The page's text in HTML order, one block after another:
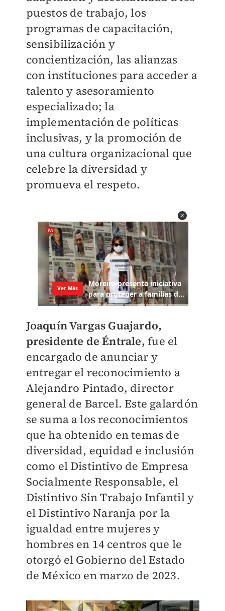
puestos de trabajo, los
programas de capacitación,
sensibilización y
concientización, las alianzas
con instituciones para acceder a
talento y asesoramiento
especializado; la
implementación de políticas
inclusivas, y la promoción de
una cultura organizacional que
celebre la diversidad y
promueva el respeto.
Joaquín Vargas Guajardo,
presidente de Éntrale, fue el
encargado de anunciar y
entregar el reconocimiento a
Alejandro Pintado, director
general de Barcel. Este galardón
se suma a los reconocimientos
que ha obtenido en temas de
diversidad, equidad e inclusión
como el Distintivo de Empresa
Socialmente Responsable, el
Distintivo Sin Trabajo Infantil y
el Distintivo Naranja por la
igualdad entre mujeres y
hombres en 14 centros que le
otorgó el Gobierno del Estado
de México en marzo de 2023.